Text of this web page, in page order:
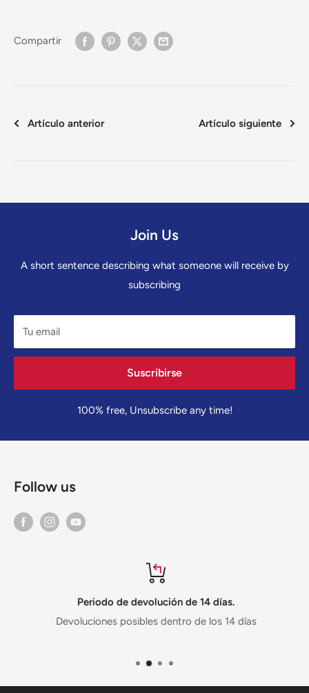
Compartir
Artículo anterior Artículo siguiente
Join Us
A short sentence describing what someone will receive by
subscribing
Tu email
Suscribirse
100% free, Unsubscribe any time!
Follow us
Periodo de devolución de 14 días.
Devoluciones posibles dentro de los 14 días